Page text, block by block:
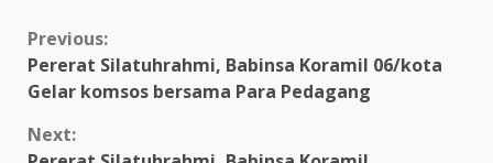
Continue
Reading
Previous:
Pererat Silatuhrahmi, Babinsa Koramil 06/kota
Gelar komsos bersama Para Pedagang
Next: